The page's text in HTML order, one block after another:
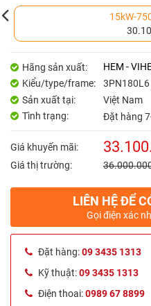
15kW-
Hãng sản xuất:
HEM -
Kiểu/type/frame:
3PN180L6
Sản xuất tại:
Việt Nam
Tình trạng:
Đặt hàng
Giá khuyến mãi:
Giá thị trường:
LIÊN HỆ ĐỂ
Gọi điện xác
Đặt hàng:09 3435 1313
Kỹ thuật:09 3435 1313
Điện thoai:0989 67 8899